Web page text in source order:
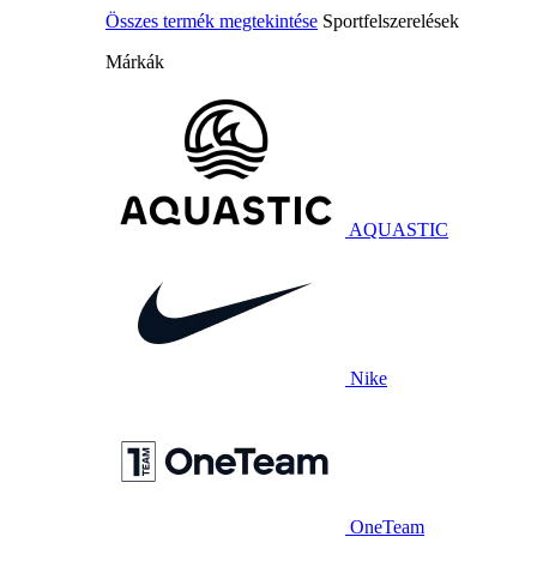
Összes termék megtekintése Sportfelszerelések
Márkák
AQUASTIC
Nike
OneTeam